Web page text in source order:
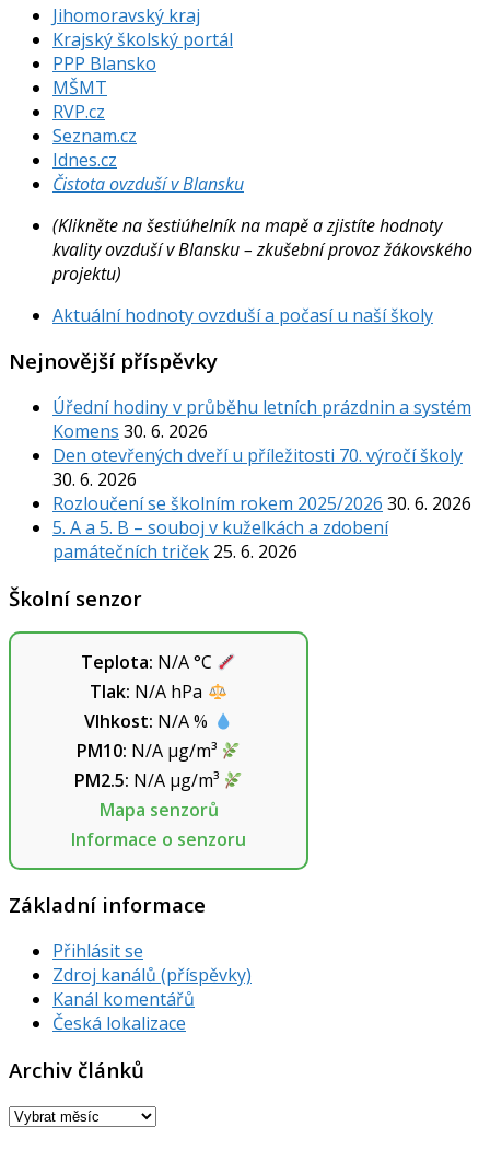
Jihomoravský kraj
Krajský školský portál
PPP Blansko
MŠMT
RVP.cz
Seznam.cz
Idnes.cz
Čistota ovzduší v Blansku
(Klikněte na šestiúhelník na mapě a zjistíte hodnoty
kvality ovzduší v Blansku – zkušební provoz žákovského
projektu)
Aktuální hodnoty ovzduší a počasí u naší školy
Nejnovější příspěvky
Úřední hodiny v průběhu letních prázdnin a systém
Komens 30. 6. 2026
Den otevřených dveří u příležitosti 70. výročí školy
30. 6. 2026
Rozloučení se školním rokem 2025/2026 30. 6. 2026
5. A a 5. B – souboj v kuželkách a zdobení
památečních triček 25. 6. 2026
Školní senzor
Teplota: N/A°C
Tlak: N/A hPa
Vlhkost: N/A%
PM10: N/Aµg/m³
PM2.5: N/Aµg/m³
Mapa senzorů
Informace o senzoru
Základní informace
Přihlásit se
Zdroj kanálů (příspěvky)
Kanál komentářů
Česká lokalizace
Archiv článků
Archiv